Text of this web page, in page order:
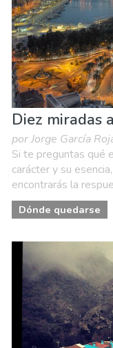
Diez miradas
por Jorge García
Si te preguntas qué
carácter y su
encontrarás la
Dónde quedarse